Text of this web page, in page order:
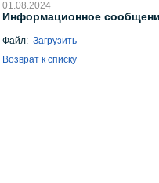
01.08.2024
Информационное
Файл: Загрузить
Возврат к списку